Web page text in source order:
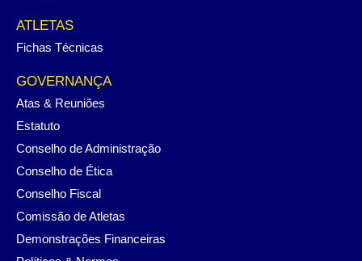
ATLETAS
Fichas Técnicas
GOVERNANÇA
Atas & Reuniões
Estatuto
Conselho de Administração
Conselho de Ética
Conselho Fiscal
Comissão de Atletas
Demonstrações Financeiras